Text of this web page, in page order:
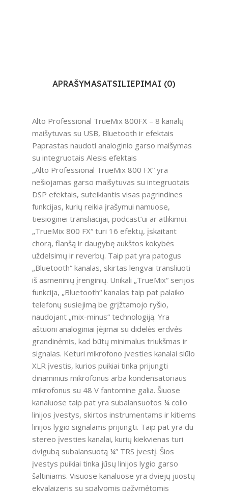
APRAŠYMASATSILIEPIMAI (0)
Alto Professional TrueMix 800FX – 8 kanalų
maišytuvas su USB, Bluetooth ir efektais
Paprastas naudoti analoginio garso maišymas
su integruotais Alesis efektais
„Alto Professional TrueMix 800 FX“ yra
nešiojamas garso maišytuvas su integruotais
DSP efektais, suteikiantis visas pagrindines
funkcijas, kurių reikia įrašymui namuose,
tiesioginei transliacijai, podcast’ui ar atlikimui.
„TrueMix 800 FX“ turi 16 efektų, įskaitant
chorą, flanšą ir daugybę aukštos kokybės
uždelsimų ir reverbų. Taip pat yra patogus
„Bluetooth“ kanalas, skirtas lengvai transliuoti
iš asmeninių įrenginių. Unikali „TrueMix“ serijos
funkcija, „Bluetooth“ kanalas taip pat palaiko
telefonų susiejimą be grįžtamojo ryšio,
naudojant „mix-minus“ technologiją. Yra
aštuoni analoginiai įėjimai su didelės erdvės
grandinėmis, kad būtų minimalus triukšmas ir
signalas. Keturi mikrofono įvesties kanalai siūlo
XLR įvestis, kurios puikiai tinka prijungti
dinaminius mikrofonus arba kondensatoriaus
mikrofonus su 48 V fantomine galia. Šiuose
kanaluose taip pat yra subalansuotos ¼ colio
linijos įvestys, skirtos instrumentams ir kitiems
linijos lygio signalams prijungti. Taip pat yra du
stereo įvesties kanalai, kurių kiekvienas turi
dvigubą subalansuotą ¼” TRS įvestį. Šios
įvestys puikiai tinka jūsų linijos lygio garso
šaltiniams. Visuose kanaluose yra dviejų juostų
ekvalaizeris su spalvomis pažymėtomis